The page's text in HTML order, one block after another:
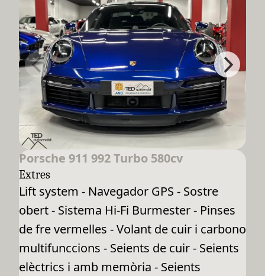
Porsche 911 992 Turbo 580cv
Extres
Lift system - Navegador GPS - Sostre
obert - Sistema Hi-Fi Burmester - Pinses
de fre vermelles - Volant de cuir i carbono
multifunccions - Seients de cuir - Seients
elèctrics i amb memòria - Seients